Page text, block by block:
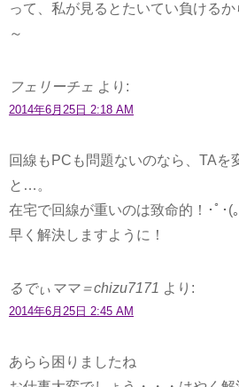
って、私が見るとたいてい負ける
～
フェリーチェ より:
2014年6月25日 2:18 AM
回線もPCも問題ないのなら、TAを
と…。
在宅で回線が重いのは致命的！･ﾟ･(
早く解決しますように！
るでぃママ＝chizu7171 より:
2014年6月25日 2:45 AM
あらら困りましたね